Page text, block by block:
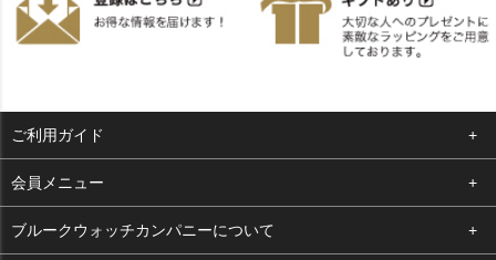
ご利用ガイド
よくある質問
支払い・送料
会員メニュー
ログイン
ブルークウォッチカンパニーについて